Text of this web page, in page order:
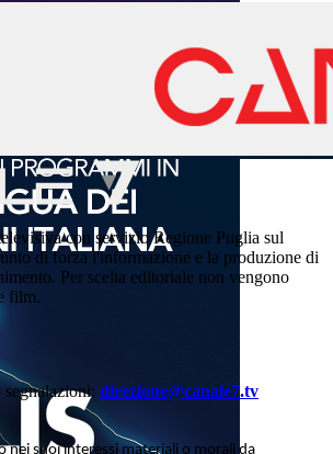
con servizio Regione Puglia sul
di forza l'informazione e la produzione di
Per scelta editoriale non vengono
film.
direzione@canale7.tv
nei suoi interessi materiali o morali da